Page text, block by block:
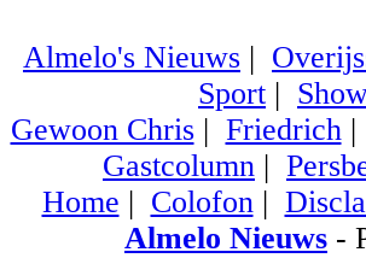
Almelo's Nieuws |
Sport |
Gewoon Chris| Friedrich|
Gastcolumn |
Home | Colofon|
Almelo Nieuws -